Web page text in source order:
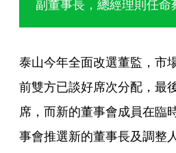
副董事長，總經理則任命
泰山今年全面改選董監，市
前雙方已談好席次分配，最
席，而新的董事會成員在臨
事會推選新的董事長及調整人